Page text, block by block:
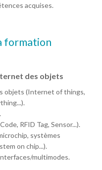
acquises.
formation
des objets
objets (Internet of things,
RFID Tag, Sensor...).
systèmes
on chip...).
multimodes.